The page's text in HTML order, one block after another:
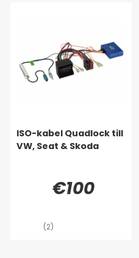
ISO-kabel Quadlock till
VW, Seat & Skoda
€100
(2)